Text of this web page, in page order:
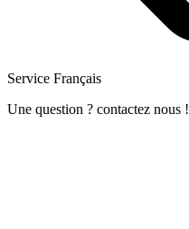
Service Français
Une question ? contactez nous !